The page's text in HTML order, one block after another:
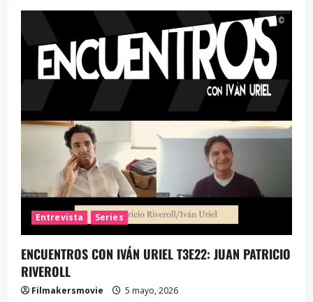
Entrevista Series
ENCUENTROS CON IVÁN URIEL T3E22: JUAN PATRICIO
RIVEROLL
Filmakersmovie 5 mayo, 2026